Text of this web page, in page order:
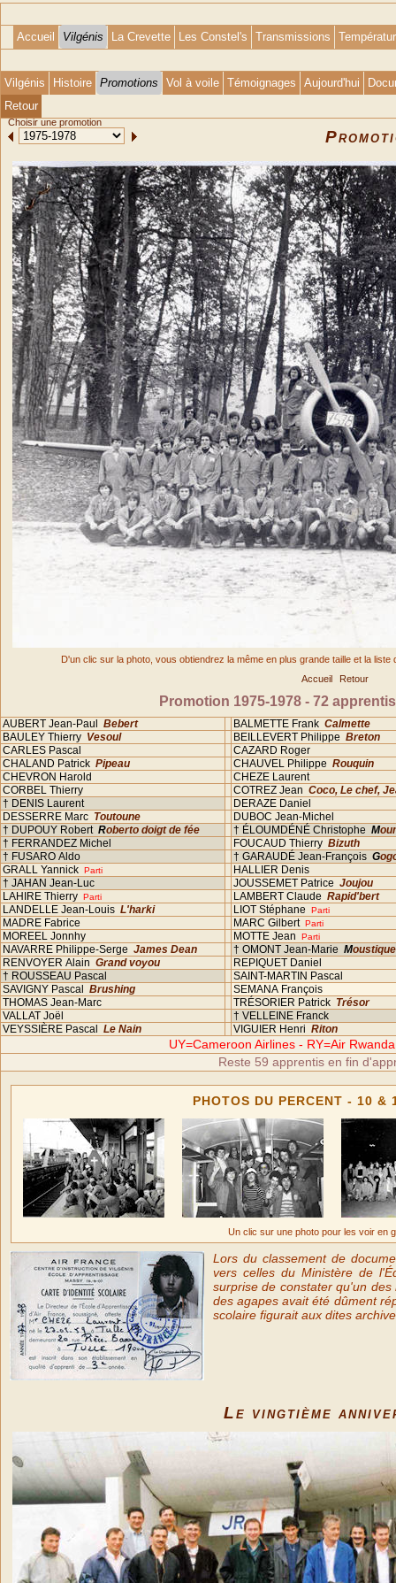
Accueil Vilgénis La Crevette Les Constel's Transmissions
Vilgénis Histoire Promotions Vol à voile Témoignages Aujourd'hui
Retour
Choisir une promotion
D'un clic sur la photo, vous obtiendrez la même en plus grande taille et la
Accueil
Retour
Promotion 1975-1978 - 72
AUBERT Jean-Paul Bebert BALMETTE Frank Calmette
BAULEY Thierry Vesoul BEILLEVERT Philippe Breton
CARLES Pascal
CAZARD Roger
CHALAND Patrick Pipeau CHAUVEL Philippe Rouquin
CHEVRON Harold
CHEZE Laurent
CORBEL Thierry
COTREZ Jean Coco, Le chef,
† DENIS Laurent
DERAZE Daniel
DESSERRE Marc Toutoune
DUBOC Jean-Michel
† DUPOUY Robert
Roberto doigt de fée † ÉLOUMDÉNÉ Christophe
† FERRANDEZ Michel
FOUCAUD Thierry Bizuth
† FUSARO Aldo
† GARAUDÉ Jean-François
GRALL Yannick Parti
HALLIER Denis
† JAHAN Jean-Luc
JOUSSEMET Patrice Joujou
LAHIRE Thierry Parti LAMBERT Claude Rapid'bert
LANDELLE Jean-Louis L'harki LIOT Stéphane Parti
MADRE Fabrice MARC Gilbert Parti
MOREEL Jonnhy MOTTE Jean Parti
NAVARRE Philippe-Serge James Dean † OMONT Jean-Marie
RENVOYER Alain Grand voyou
REPIQUET Daniel
† ROUSSEAU Pascal
SAINT-MARTIN Pascal
SAVIGNY Pascal
Brushing
SEMANA François
THOMAS Jean-Marc
TRÉSORIER Patrick Trésor
VALLAT Joël
† VELLEINE Franck
VEYSSIÈRE Pascal
Le Nain VIGUIER Henri Riton
UY=Cameroon Airlines - RY=Air
Reste 59 apprentis en fin
PHOTOS DU PERCENT - 10 &
Un clic sur une photo pour les voir en
Lors du classement de
vers celles du Ministère de
surprise de constater qu'un
des agapes avait été dûment
scolaire figurait aux dites
Le vingtième